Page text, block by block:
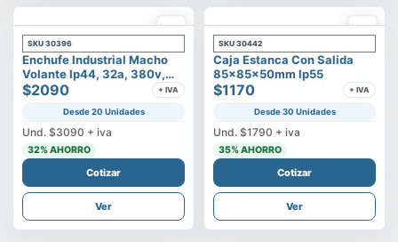
SKU 30396
Enchufe Industrial Macho
Volante Ip44, 32a, 380v,
3p+t
$2090 + IVA
Desde 20 Unidades
Und. $3090 + iva
32% AHORRO
Cotizar
Ver
SKU 30442
Caja Estanca Con Salida
85x85x50mm Ip55
$1170 + IVA
Desde 30 Unidades
Und. $1790 + iva
35% AHORRO
Cotizar
Ver